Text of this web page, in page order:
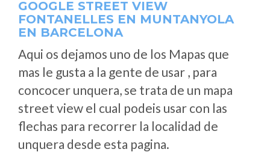
GOOGLE STREET VIEW
FONTANELLES EN MUNTANYOLA
EN BARCELONA
Aqui os dejamos uno de los Mapas que
mas le gusta a la gente de usar , para
concocer unquera, se trata de un mapa
street view el cual podeis usar con las
flechas para recorrer la localidad de
unquera desde esta pagina.